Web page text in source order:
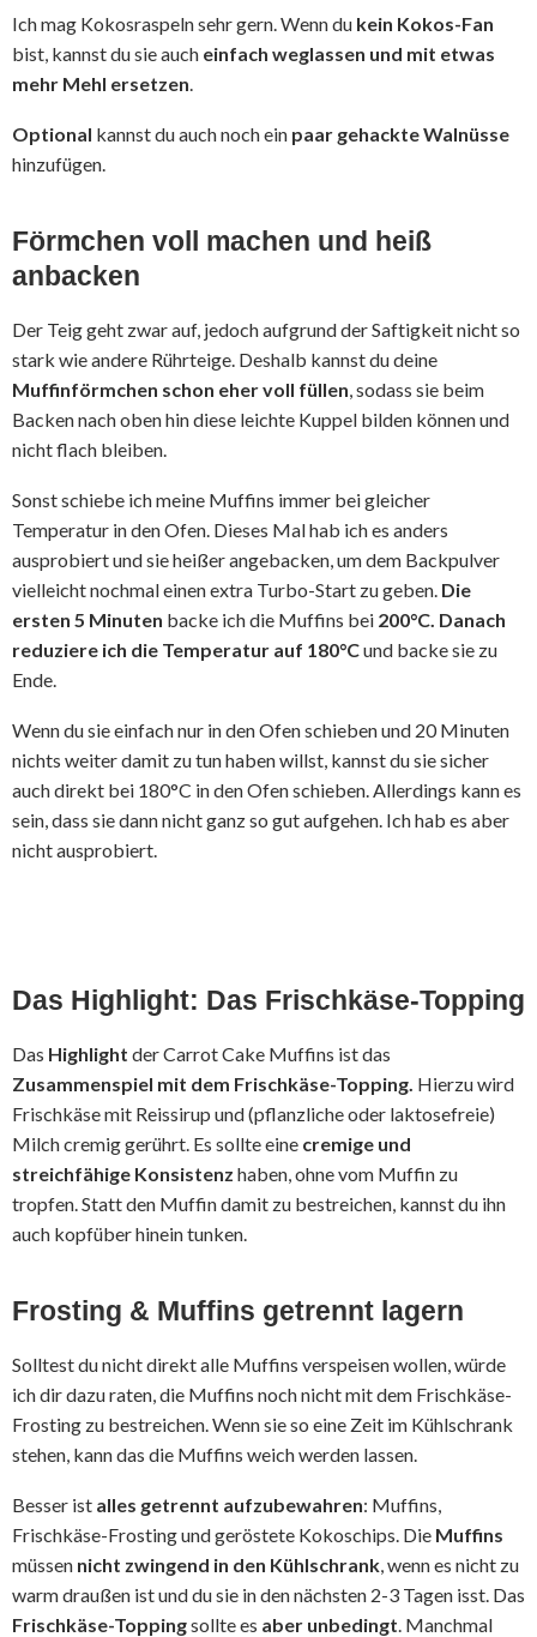
Ich mag Kokosraspeln sehr gern. Wenn du kein Kokos-Fan
bist, kannst du sie auch einfach weglassen und mit etwas
mehr Mehl ersetzen.
Optional kannst du auch noch ein paar gehackte Walnüsse
hinzufügen.
Förmchen voll machen und heiß
anbacken
Der Teig geht zwar auf, jedoch aufgrund der Saftigkeit nicht so
stark wie andere Rührteige. Deshalb kannst du deine
Muffinförmchen schon eher voll füllen, sodass sie beim
Backen nach oben hin diese leichte Kuppel bilden können und
nicht flach bleiben.
Sonst schiebe ich meine Muffins immer bei gleicher
Temperatur in den Ofen. Dieses Mal hab ich es anders
ausprobiert und sie heißer angebacken, um dem Backpulver
vielleicht nochmal einen extra Turbo-Start zu geben. Die
ersten 5 Minuten backe ich die Muffins bei 200°C. Danach
reduziere ich die Temperatur auf 180°Cund backe sie zu
Ende.
Wenn du sie einfach nur in den Ofen schieben und 20 Minuten
nichts weiter damit zu tun haben willst, kannst du sie sicher
auch direkt bei 180°C in den Ofen schieben. Allerdings kann es
sein, dass sie dann nicht ganz so gut aufgehen. Ich hab es aber
nicht ausprobiert.
Das Highlight: Das Frischkäse-Topping
Das Highlight der Carrot Cake Muffins ist das
Zusammenspiel mit dem Frischkäse-Topping. Hierzu wird
Frischkäse mit Reissirup und (pflanzliche oder laktosefreie)
Milch cremig gerührt. Es sollte eine cremige und
streichfähige Konsistenz haben, ohne vom Muffin zu
tropfen. Statt den Muffin damit zu bestreichen, kannst du ihn
auch kopfüber hinein tunken.
Frosting & Muffins getrennt lagern
Solltest du nicht direkt alle Muffins verspeisen wollen, würde
ich dir dazu raten, die Muffins noch nicht mit dem Frischkäse-
Frosting zu bestreichen. Wenn sie so eine Zeit im Kühlschrank
stehen, kann das die Muffins weich werden lassen.
Besser ist alles getrennt aufzubewahren: Muffins,
Frischkäse-Frosting und geröstete Kokoschips. Die Muffins
müssen nicht zwingend in den Kühlschrank, wenn es nicht zu
warm draußen ist und du sie in den nächsten 2-3 Tagen isst. Das
Frischkäse-Toppingsollte es aber unbedingt. Manchmal